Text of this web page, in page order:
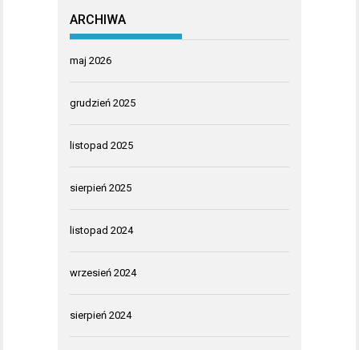
ARCHIWA
maj 2026
grudzień 2025
listopad 2025
sierpień 2025
listopad 2024
wrzesień 2024
sierpień 2024